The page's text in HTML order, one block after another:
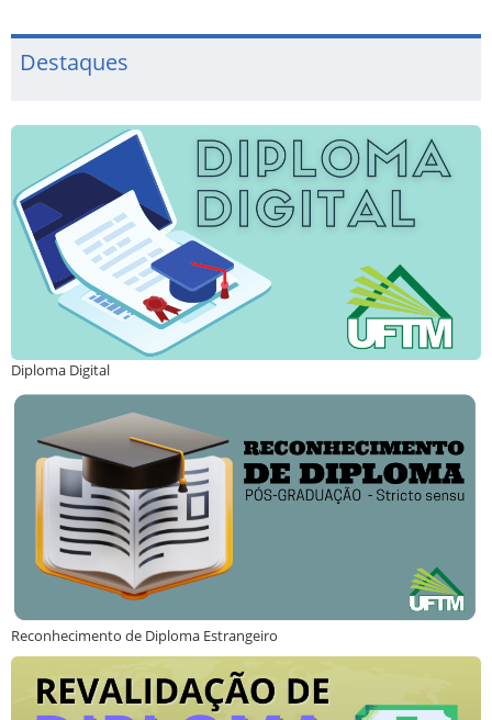
Destaques
Diploma Digital
Reconhecimento de Diploma Estrangeiro